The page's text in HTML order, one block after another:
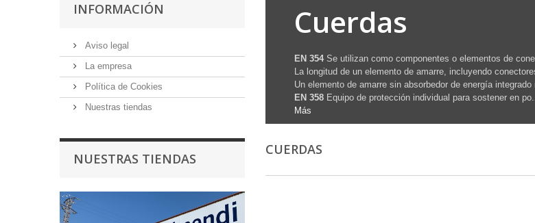
INFORMACIÓN
Aviso legal
La empresa
Política de Cookies
Nuestras tiendas
NUESTRAS TIENDAS
Cuerdas
EN 354 Se utilizan como componentes o elementos de
La longitud de un elemento de amarre, incluyendo
Un elemento de amarre sin absorbedor de energía
EN 358 Equipo de protección individual para sostener en
Más
CUERDAS